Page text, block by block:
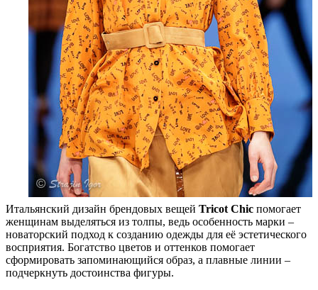
Итальянский дизайн брендовых вещей Tricot Chic помогает
женщинам выделяться из толпы, ведь особенность марки –
новаторский подход к созданию одежды для её эстетического
восприятия. Богатство цветов и оттенков помогает
сформировать запоминающийся образ, а плавные линии –
подчеркнуть достоинства фигуры.